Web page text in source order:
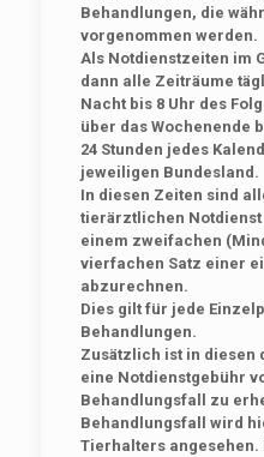
Behandlungen, die
vorgenommen werden.
AlsNotdienstzeiten im
dann alle Zeiträume
Nacht bis 8 Uhr des
über das Wochenende
24 Stunden jedes
jeweiligen Bundesland.
In diesen Zeiten sind
tierärztlichen
einem zweifachen
vierfachen Satz einer
abzurechnen.
Dies gilt für jede
Behandlungen.
Zusätzlich ist in diesen
eine Notdienstgebühr
Behandlungsfall
zu
Behandlungsfall wird
Tierhalters angesehen.